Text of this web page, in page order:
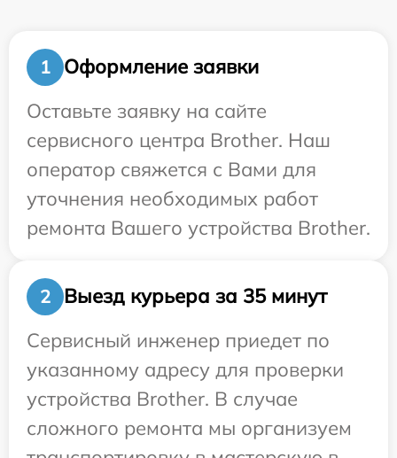
1
Оформление заявки
Оставьте заявку на сайте
сервисного центра Brother. Наш
оператор свяжется с Вами для
уточнения необходимых работ
ремонта Вашего устройства Brother.
2
Выезд курьера за 35 минут
Сервисный инженер приедет по
указанному адресу для проверки
устройства Brother. В случае
сложного ремонта мы организуем